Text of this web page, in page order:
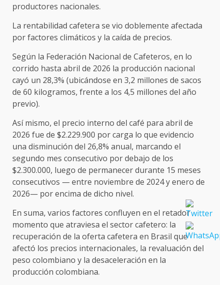
productores nacionales.
La rentabilidad cafetera se vio doblemente afectada
por factores climáticos y la caída de precios.
Según la Federación Nacional de Cafeteros, en lo
corrido hasta abril de 2026 la producción nacional
cayó un 28,3% (ubicándose en 3,2 millones de sacos
de 60 kilogramos, frente a los 4,5 millones del año
previo).
Así mismo, el precio interno del café para abril de
2026 fue de $2.229.900 por carga lo que evidencio
una disminución del 26,8% anual, marcando el
segundo mes consecutivo por debajo de los
$2.300.000, luego de permanecer durante 15 meses
consecutivos — entre noviembre de 2024 y enero de
2026— por encima de dicho nivel.
En suma, varios factores confluyen en el retador
momento que atraviesa el sector cafetero: la
recuperación de la oferta cafetera en Brasil que
afectó los precios internacionales, la revaluación del
peso colombiano y la desaceleración en la
producción colombiana.